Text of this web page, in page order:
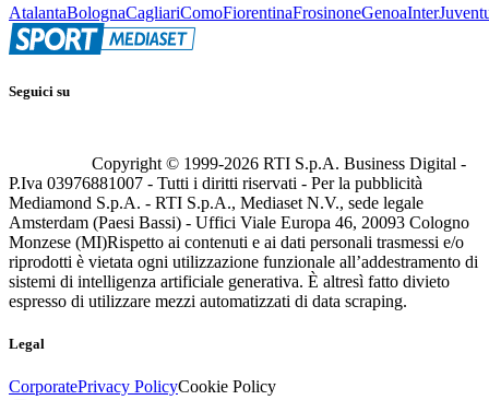
AtalantaBolognaCagliariComoFiorentinaFrosinoneGenoaInter
Seguici su
Copyright © 1999-2026 RTI S.p.A. Business Digital -
P.Iva 03976881007 - Tutti i diritti riservati - Per la pubblicità
Mediamond S.p.A. - RTI S.p.A., Mediaset N.V., sede legale
Amsterdam (Paesi Bassi) - Uffici Viale Europa 46, 20093 Cologno
Monzese (MI)Rispetto ai contenuti e ai dati personali trasmessi e/o
riprodotti è vietata ogni utilizzazione funzionale all’addestramento di
sistemi di intelligenza artificiale generativa. È altresì fatto divieto
espresso di utilizzare mezzi automatizzati di data scraping.
Legal
CorporatePrivacy PolicyCookie Policy